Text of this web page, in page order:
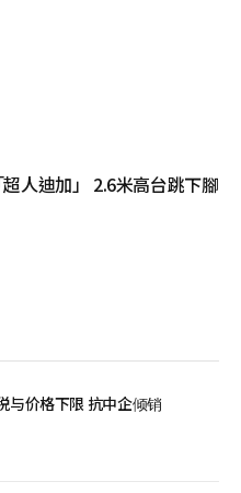
人迪加」 2.6米高台跳下腳
与价格下限 抗中企倾销